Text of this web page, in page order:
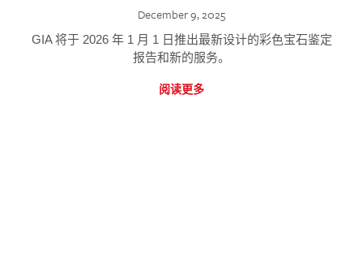
December 9, 2025
GIA 将于 2026 年 1 月 1 日推出最新设计的彩色宝石鉴定
报告和新的服务。
阅读更多